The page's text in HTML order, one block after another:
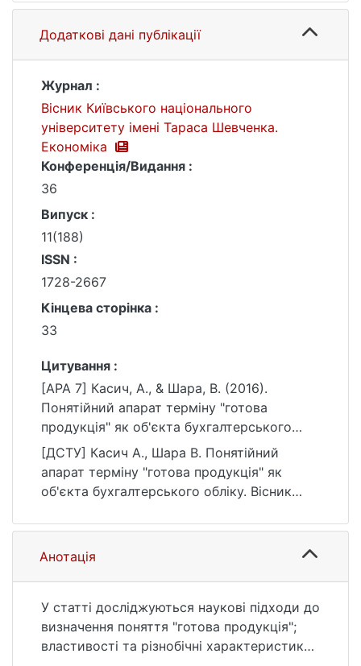
Додаткові дані публікації
Журнал :
Вісник Київського національного
університету імені Тараса Шевченка.
Економіка
Конференція/Видання :
36
Випуск :
11(188)
ISSN :
1728-2667
Кінцева сторінка :
33
Цитування :
[APA 7] Касич, А., & Шара, В. (2016).
Понятійний апарат терміну "готова
продукція" як об'єкта бухгалтерського
обліку. Вісник Київського національного
університету імені Тараса Шевченка.
Економіка, (11(188)), 33.
https://doi.org/10.17721/1728-2667.2016/188-
11/6
[ДСТУ] Касич А., Шара В. Понятійний
апарат терміну "готова продукція" як
об'єкта бухгалтерського обліку. Вісник
імені Тараса Шевченка. Економіка. 2016. №
11(188). С. 33. DOI: 10.17721/1728-
2667.2016/188-11/6 (дата звернення:
Анотація
У статті досліджуються наукові підходи до
визначення поняття "готова продукція";
властивості та різнобічні характеристики